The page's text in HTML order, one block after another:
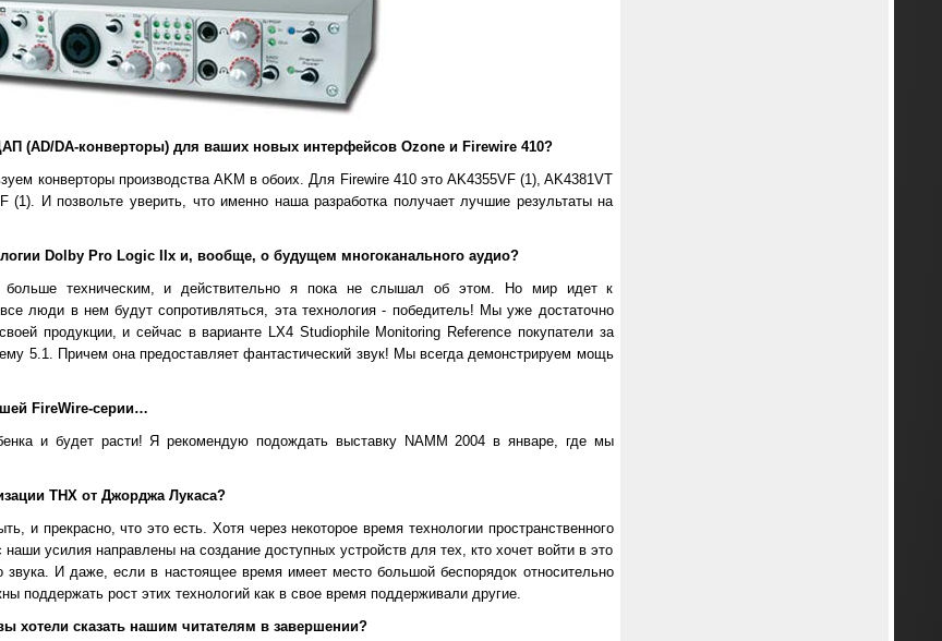
(AD/DA-конверторы) для ваших новых интерфейсов Ozone и Firewire 410?
конверторы производства AKM в обоих. Для Firewire 410 это AK4355VF (1), AK4381VT
(1). И позвольте уверить, что именно наша разработка получает лучшие результаты на
Dolby Pro Logic IIx и, вообще, о будущем многоканального аудио?
техническим, и действительно я пока не слышал об этом. Но мир идет к
люди в нем будут сопротивляться, эта технология - победитель! Мы уже достаточно
продукции, и сейчас в варианте LX4 Studiophile Monitoring Reference покупатели за
5.1. Причем она предоставляет фантастический звук! Мы всегда демонстрируем мощь
FireWire-серии…
и будет расти! Я рекомендую подождать выставку NAMM 2004 в январе, где мы
THX от Джорджа Лукаса?
и прекрасно, что это есть. Хотя через некоторое время технологии пространственного
усилия направлены на создание доступных устройств для тех, кто хочет войти в это
звука. И даже, если в настоящее время имеет место большой беспорядок относительно
поддержать рост этих технологий как в свое время поддерживали другие.
хотели сказать нашим читателям в завершении?